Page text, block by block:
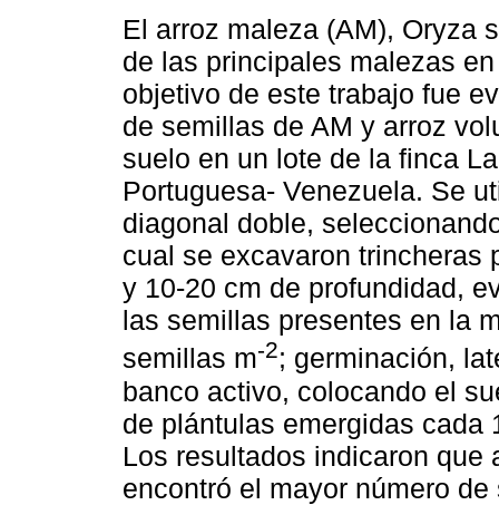
El arroz maleza (AM), Oryza
de las principales malezas
objetivo de este trabajo fue
de semillas de AM y arroz
suelo en un lote de la finca
Portuguesa- Venezuela. Se
diagonal doble,
cual se excavaron trincheras
y 10-20 cm de profundidad,
las semillas presentes en la
semillas m-2; germinación,
banco activo, colocando el
de plántulas emergidas cada
Los resultados indicaron que
encontró el mayor número